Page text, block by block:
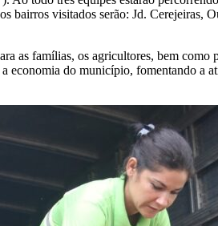
bairros visitados serão: Jd.
as famílias, os agricultores, bem
economia do município, fomentando a